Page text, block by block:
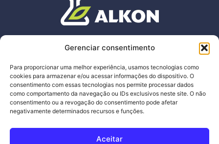
Gerenciar consentimento
Para proporcionar uma melhor experiência, usamos tecnologias como
cookies para armazenar e/ou acessar informações do dispositivo. O
consentimento com essas tecnologias nos permite processar dados
como comportamento da navegação ou IDs exclusivos neste site. O não
consentimento ou a revogação do consentimento pode afetar
negativamente determinados recursos e funções.
Aceitar
Av. Wilson Tavares Ribeiro, 465,
Contagem – Minas Gerais
CEP: 32.183-680
alkon@alkon.com.br
+55 31 3441-8181
Termos de Uso e Politica de Privacidade